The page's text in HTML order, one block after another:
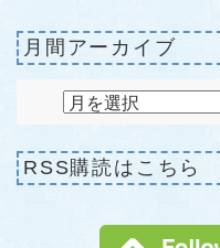
月間アーカイブ
RSS購読はこちら